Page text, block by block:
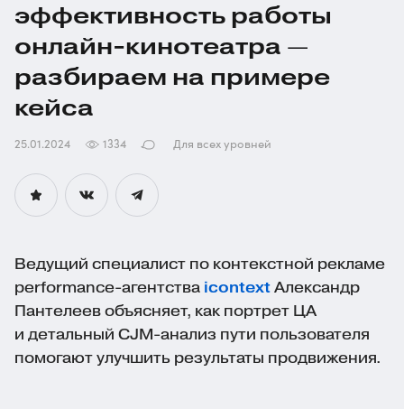
эффективность работы
онлайн-кинотеатра —
разбираем на примере
кейса
25.01.2024 1334 Для всех уровней
Ведущий специалист по контекстной рекламе
performance-агентства icontext Александр
Пантелеев объясняет, как портрет ЦА
и детальный CJM-анализ пути пользователя
помогают улучшить результаты продвижения.